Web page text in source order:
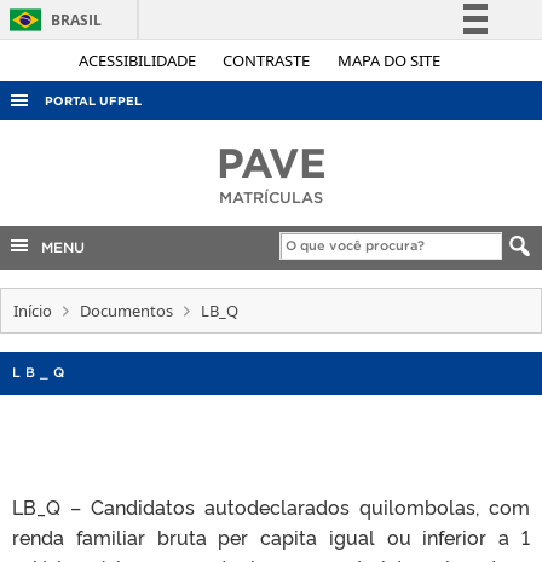
ACESSIBILIDADE CONTRASTE MAPA DO SITE
BRASIL
Simplifique!
Acesso à informação
Canais
PORTAL UFPEL
COBALTO
EDITAIS
PAVE
MATRÍCULAS
MENU
Início Documentos LB_Q
LB_Q
LB_Q – Candidatos autodeclarados quilombolas, com
renda familiar bruta per capita igual ou inferior a 1